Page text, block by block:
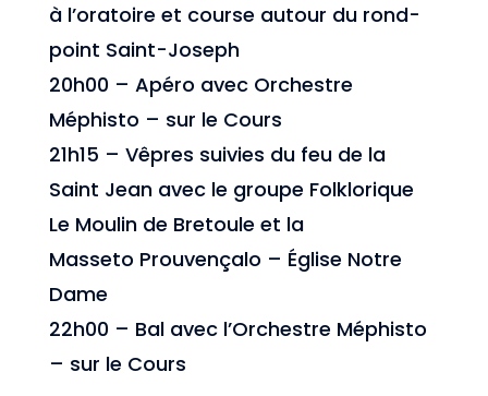
à l’oratoire et course autour du rond-
point Saint-Joseph
20h00 – Apéro avec Orchestre
Méphisto – sur le Cours
21h15 – Vêpres suivies du feu de la
Saint Jean avec le groupe Folklorique
Le Moulin de Bretoule et la
Masseto Prouvençalo – Église Notre
Dame
22h00 – Bal avec l’Orchestre Méphisto
– sur le Cours